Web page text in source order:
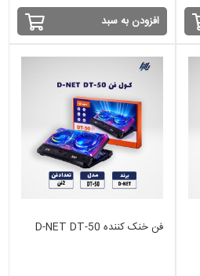
افزودن به سبد
فن خنک کننده D-NET DT-50